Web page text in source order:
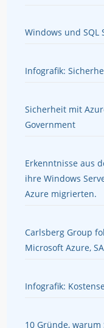
Windows und SQL
Infografik:
Sicherheit mit
Government
Erkenntnisse aus
ihre Windows
Azure migrierten.
Carlsberg Group
Microsoft Azure,
Infografik:
10 Gründe, warum